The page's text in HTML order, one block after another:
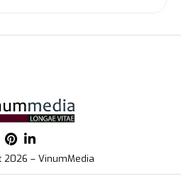
2026 – VinumMedia